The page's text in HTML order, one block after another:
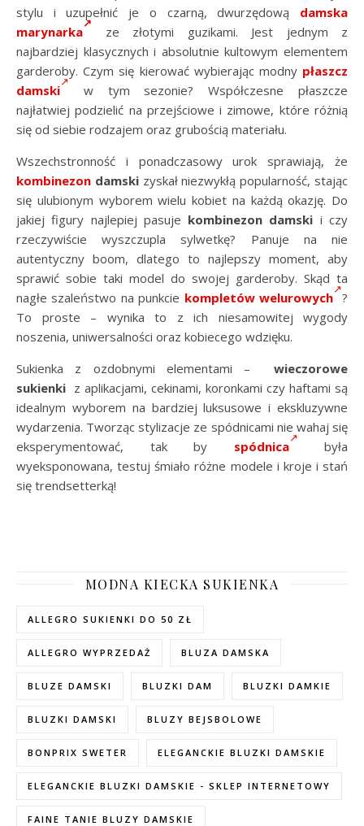
stylu i uzupełnić je o czarną, dwurzędową damska
marynarka
ze złotymi guzikami. Jest jednym z
najbardziej klasycznych i absolutnie kultowym elementem
garderoby. Czym się kierować wybierając modny płaszcz
damski
w tym sezonie? Współczesne płaszcze
najłatwiej podzielić na przejściowe i zimowe, które różnią
się od siebie rodzajem oraz grubością materiału.
Wszechstronność i ponadczasowy urok sprawiają, że
kombinezon damskizyskał niezwykłą popularność, stając
się ulubionym wyborem wielu kobiet na każdą okazję. Do
jakiej figury najlepiej pasuje kombinezon damski i czy
rzeczywiście wyszczupla sylwetkę? Panuje na nie
autentyczny boom, dlatego to najlepszy moment, aby
sprawić sobie taki model do swojej garderoby. Skąd ta
nagłe szaleństwo na punkcie kompletów welurowych ?
To proste – wynika to z ich niesamowitej wygody
noszenia, uniwersalności oraz kobiecego wdzięku.
Sukienka z ozdobnymi elementami – wieczorowe
sukienki z aplikacjami, cekinami, koronkami czy haftami są
idealnym wyborem na bardziej luksusowe i ekskluzywne
wydarzenia. Tworząc stylizacje ze spódnicami nie wahaj się
eksperymentować, tak by spódnica
była
wyeksponowana, testuj śmiało różne modele i kroje i stań
się trendsetterką!
MODNA KIECKA SUKIENKA
ALLEGRO SUKIENKI DO 50 ZŁ
ALLEGRO WYPRZEDAŻ BLUZA DAMSKA
BLUZE DAMSKI BLUZKI DAM BLUZKI DAMKIE
BLUZKI DAMSKI BLUZY BEJSBOLOWE
BONPRIX SWETER ELEGANCKIE BLUZKI DAMSKIE
ELEGANCKIE BLUZKI DAMSKIE - SKLEP INTERNETOWY
FAINE TANIE BLUZY DAMSKIE